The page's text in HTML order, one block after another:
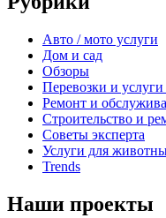
Авто / мото услуги
Дом и сад
Обзоры
Перевозки и
Ремонт и
Строительство и
Советы эксперта
Услуги для
Trends
Наши проекты